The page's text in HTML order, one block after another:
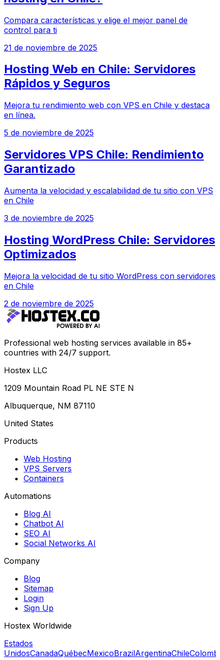
Compara características y elige el mejor panel de
control para ti
21 de noviembre de 2025
Hosting Web en Chile: Servidores
Rápidos y Seguros
Mejora tu rendimiento web con VPS en Chile y destaca
en línea.
5 de noviembre de 2025
Servidores VPS Chile: Rendimiento
Garantizado
Aumenta la velocidad y escalabilidad de tu sitio con VPS
en Chile
3 de noviembre de 2025
Hosting WordPress Chile: Servidores
Optimizados
Mejora la velocidad de tu sitio WordPress con servidores
en Chile
2 de noviembre de 2025
Professional web hosting services available in 85+
countries with 24/7 support.
Hostex LLC
1209 Mountain Road PL NE STE N
Albuquerque, NM 87110
United States
Products
Web Hosting
VPS Servers
Containers
Automations
Blog AI
Chatbot AI
SEO AI
Social Networks AI
Company
Blog
Sitemap
Login
Sign Up
Hostex Worldwide
Estados
UnidosCanadaQuébecMexicoBrazilArgentinaChile